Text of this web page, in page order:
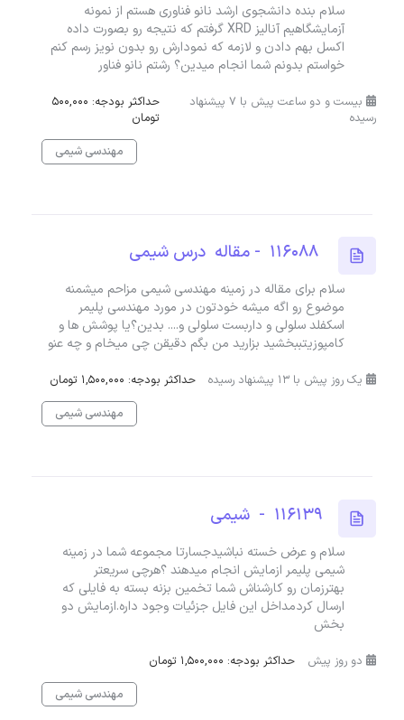
سلام بنده دانشجوی ارشد نانو فناوری هستم از نمونه
آزمایشگاهیم آنالیز XRD گرفتم که نتیجه رو بصورت داده
اکسل بهم دادن و لازمه که نمودارش رو بدون نویز رسم کنم
خواستم بدونم شما انجام میدین؟ رشتم نانو فناور
بیست و دو ساعت پیش با 7 پیشنهاد
رسیده
حداکثر بودجه: 500,000
تومان
مهندسی شیمی
116088 - مقاله درس شیمی
سلام برای مقاله در زمینه مهندسی شیمی مزاحم میشمنه
موضوع رو اگه میشه خودتون در مورد مهندسی پلیمر
اسکفلد سلولی و داربست سلولی و.... بدین؟یا پوشش ها و
کامپوزیتببخشید بزارید من بگم دقیقن چی میخام و چه عنو
یک روز پیش با 13 پیشنهاد رسیده
حداکثر بودجه: 1,500,000 تومان
مهندسی شیمی
116139 - شیمی
سلام و عرض خسته نباشیدجسارتا مجموعه شما در زمینه
شیمی پلیمر ازمایش انجام میدهند ؟هرچی سریعتر
بهترزمان رو کارشناش شما تخمین بزنه بسته به فایلی که
ارسال کردمداخل این فایل جزئیات وجود داره.ازمایش دو
بخش
دو روز پیش
حداکثر بودجه: 1,500,000 تومان
مهندسی شیمی